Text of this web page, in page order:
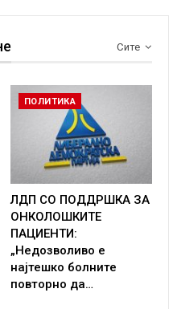
Сите
ПОЛИТИКА
ЛДП СО ПОДДРШКА ЗА
ОНКОЛОШКИТЕ
ПАЦИЕНТИ:
„Недозволиво е
најтешко болните
повторно да…